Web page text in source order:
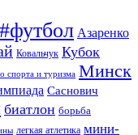
#футбол Азаренко
Ковальчук Кубок
спорта и туризма Минск
Саснович
биатлон борьба
легкая атлетика мини-